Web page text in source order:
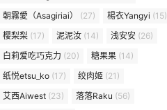
朝霧愛（Asagiriai）
(27) 楊衣Yangyi (15)
樱梨梨 (17) 泥泥汝 (14) 浅安安 (26)
白莉爱吃巧克力 (20) 糖果果 (14)
纸悦etsu_ko (17) 绞肉姬 (21)
艾西Aiwest (23) 落落Raku (56)